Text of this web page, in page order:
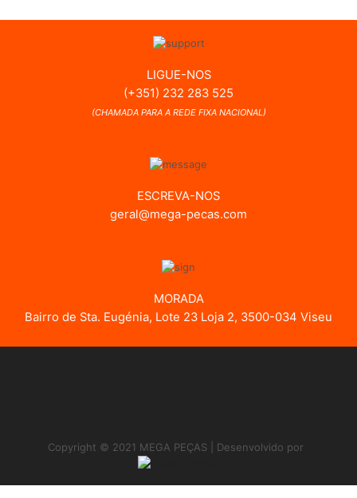
LIGUE-NOS
(+351) 232 283 525
(CHAMADA PARA A REDE FIXA NACIONAL)
ESCREVA-NOS
geral@mega-pecas.com
MORADA
Bairro de Sta. Eugénia, Lote 23 Loja 2, 3500-034 Viseu
Copyright © 2021 MEGA PEÇAS | Desenvolvido por